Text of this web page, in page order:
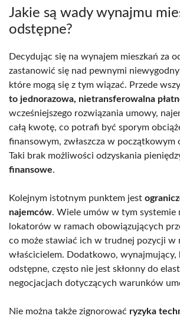
Jakie są wady wynajmu
odstępne?
Decydując się na wynajem mieszkań za
zastanowić się nad pewnymi
które mogą się z tym wiązać. Przede
to jednorazowa, nietransferowalna
wcześniejszego rozwiązania umowy,
całą kwotę, co potrafi być sporym
finansowym, zwłaszcza w początkowym
Taki brak możliwości odzyskania
finansowe.
Kolejnym istotnym punktem jest
najemców. Wiele umów w tym systemie
lokatorów w ramach obowiązujących
co może stawiać ich w trudnej pozycji w
właścicielem. Dodatkowo, wynajmujący,
odstępne, często nie jest skłonny do
negocjacjach dotyczących warunków
Nie można także zignorować ryzyka